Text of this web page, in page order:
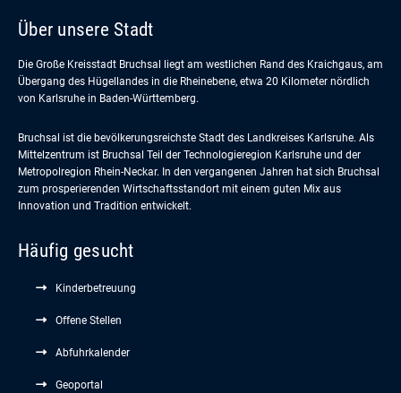
Über unsere Stadt
Die Große Kreisstadt Bruchsal liegt am westlichen Rand des Kraichgaus, am
Übergang des Hügellandes in die Rheinebene, etwa 20 Kilometer nördlich
von Karlsruhe in Baden-Württemberg.
Bruchsal ist die bevölkerungsreichste Stadt des Landkreises Karlsruhe. Als
Mittelzentrum ist Bruchsal Teil der Technologieregion Karlsruhe und der
Metropolregion Rhein-Neckar. In den vergangenen Jahren hat sich Bruchsal
zum prosperierenden Wirtschaftsstandort mit einem guten Mix aus
Innovation und Tradition entwickelt.
Häufig gesucht
Kinderbetreuung
Offene Stellen
Abfuhrkalender
Geoportal